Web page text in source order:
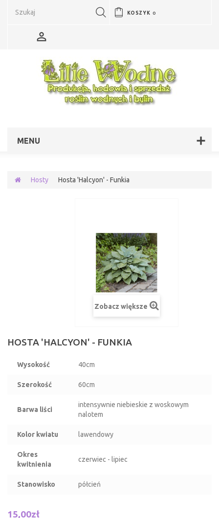
KOSZYK 0
MENU
Hosty Hosta 'Halcyon' - Funkia
Zobacz większe
HOSTA 'HALCYON' - FUNKIA
Wysokość 40cm
Szerokość 60cm
Barwa liści
intensywnie niebieskie z woskowym
nalotem
Kolor kwiatu lawendowy
Okres
kwitnienia
czerwiec - lipiec
Stanowisko półcień
15,00zł